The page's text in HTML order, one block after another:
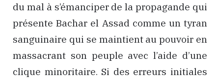
du mal à s’émanciper de la propagande qui
présente Bachar el Assad comme un tyran
sanguinaire qui se maintient au pouvoir en
massacrant son peuple avec l’aide d’une
clique minoritaire. Si des erreurs initiales